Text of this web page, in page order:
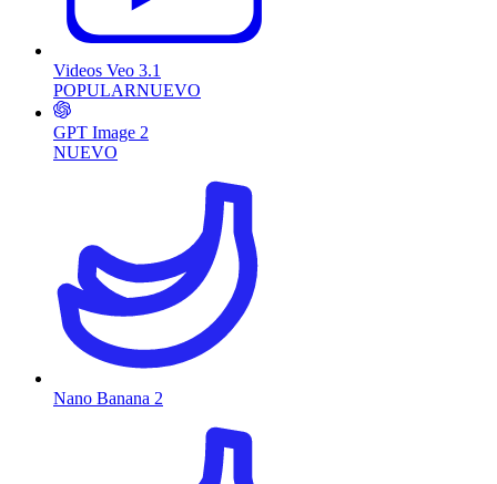
Videos Veo 3.1
POPULARNUEVO
GPT Image 2
NUEVO
Nano Banana 2